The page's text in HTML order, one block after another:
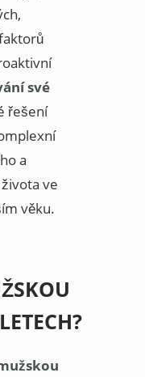
své
řešení
a
ve
věku.